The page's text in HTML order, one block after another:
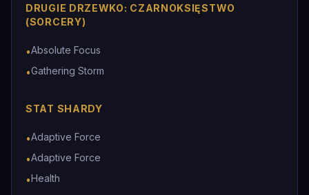
DRUGIE DRZEWKO: CZARNOKSIĘSTWO
(SORCERY)
•Absolute Focus
•Gathering Storm
STAT SHARDY
•Adaptive Force
•Adaptive Force
•Health